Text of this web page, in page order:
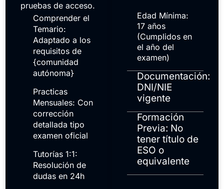
pruebas de acceso.
Comprender el
Temario:
Adaptado a los
requisitos de
{comunidad
autónoma}
Practicas
Mensuales: Con
corrección
detallada tipo
examen oficial
Tutorías 1:1:
Resolución de
dudas en 24h
Edad Mínima:
17 años
(Cumplidos en
el año del
examen)
Documentación:
DNI/NIE
vigente
Formación
Previa: No
tener título de
ESO o
equivalente